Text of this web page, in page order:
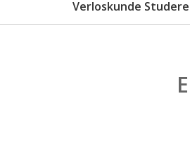
Verloskunde